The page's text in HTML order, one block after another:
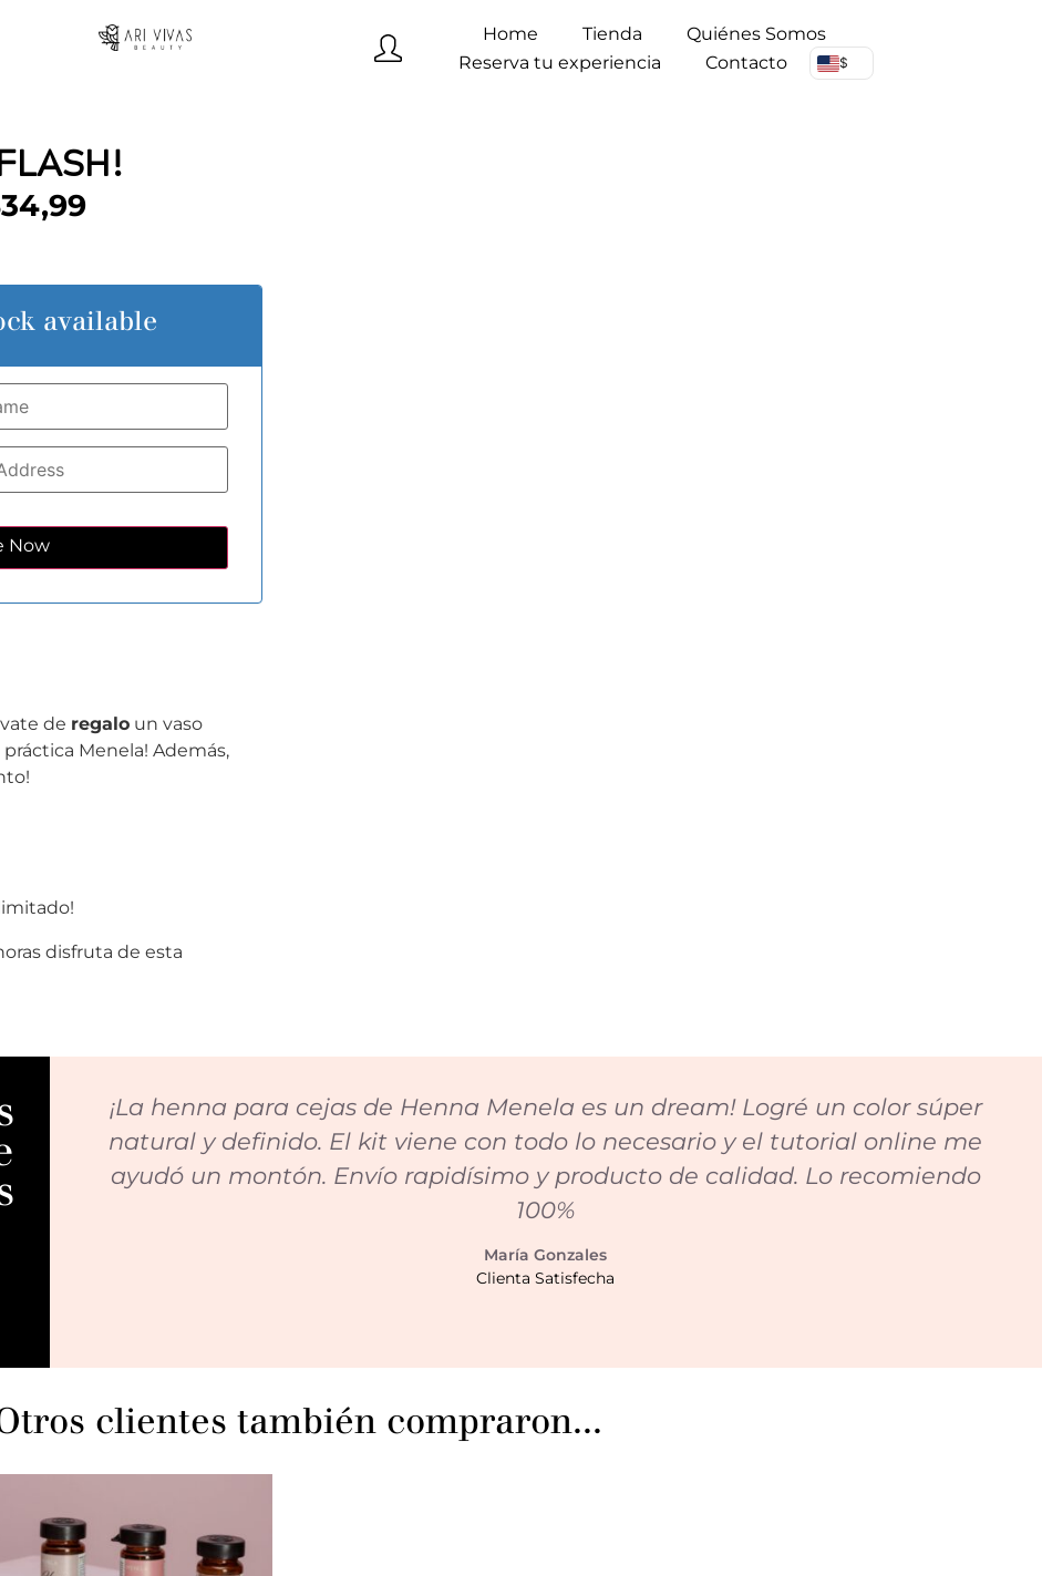
Home Tienda
Quiénes Somos
Reserva tu experiencia
Contacto $
34,99
available
de regalo un vaso
Menela! Además,
disfruta de esta
¡La henna para cejas de Henna Menela es un dream! Logré un color súper
natural y definido. El kit viene con todo lo necesario y el tutorial online me
ayudó un montón. Envío rapidísimo y producto de calidad. Lo recomiendo
100%
María Gonzales
Clienta Satisfecha
clientes también compraron...